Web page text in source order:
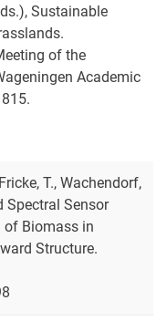
Sustainable
of the
Academic
T., Wachendorf,
Spectral Sensor
of Biomass in
Structure.